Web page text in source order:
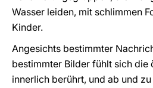
Wasser leiden, mit schlimmen
Kinder.
Angesichts bestimmter
bestimmter Bilder fühlt sich die
innerlich berührt, und ab und